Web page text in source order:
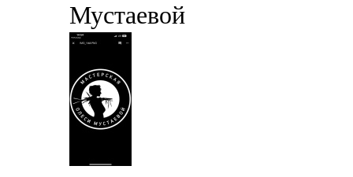
Мустаевой